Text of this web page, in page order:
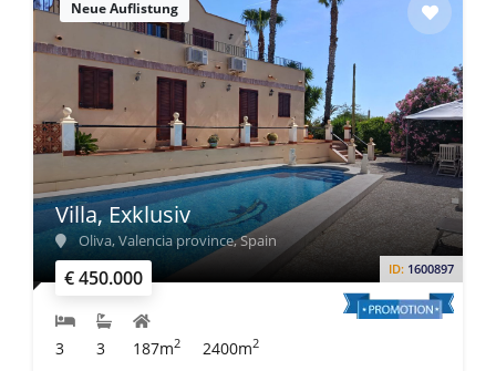
Neue Auflistung
€ 450.000 ID: 1600897
Villa, Exklusiv
Oliva, Valencia province, Spain
3 3 187m2 2400m2